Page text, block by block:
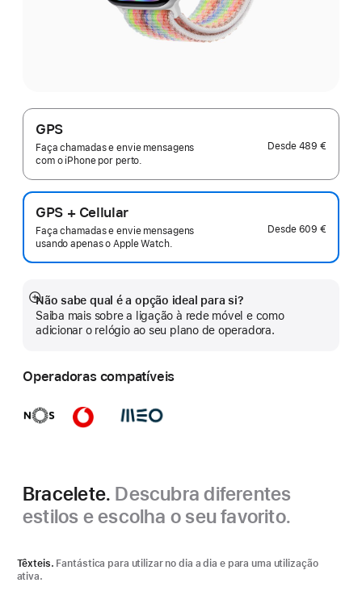
GPS
Faça chamadas e envie mensagens
com o iPhone por perto.
Desde 489 €
GPS + Cellular
Faça chamadas e envie mensagens
usando apenas o Apple Watch.
Desde 609 €
Não sabe qual é a opção ideal para si?
Saiba mais sobre a ligação à rede móvel e como
adicionar o relógio ao seu plano de operadora.
Veja
mais
Operadoras compatíveis
Bracelete. Descubra diferentes
estilos e escolha o seu favorito.
Têxteis. Fantástica para utilizar no dia a dia e para uma utilização
ativa.